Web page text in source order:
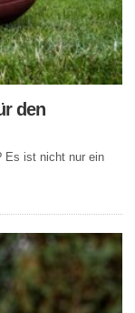
den
Es ist nicht nur ein